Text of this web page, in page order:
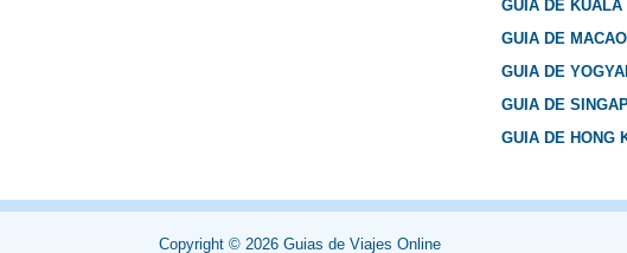
GUIA DE KUALA
GUIA DE MACAO
GUIA DE
GUIA DE
GUIA DE HONG
Copyright © 2026 Guias de Viajes Online